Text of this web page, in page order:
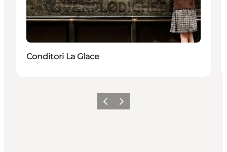
Conditori La Glace
ZurückWeiter